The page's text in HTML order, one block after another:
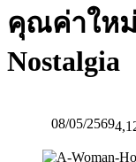
คุณค่าให
Nostalgia
08/05/2569